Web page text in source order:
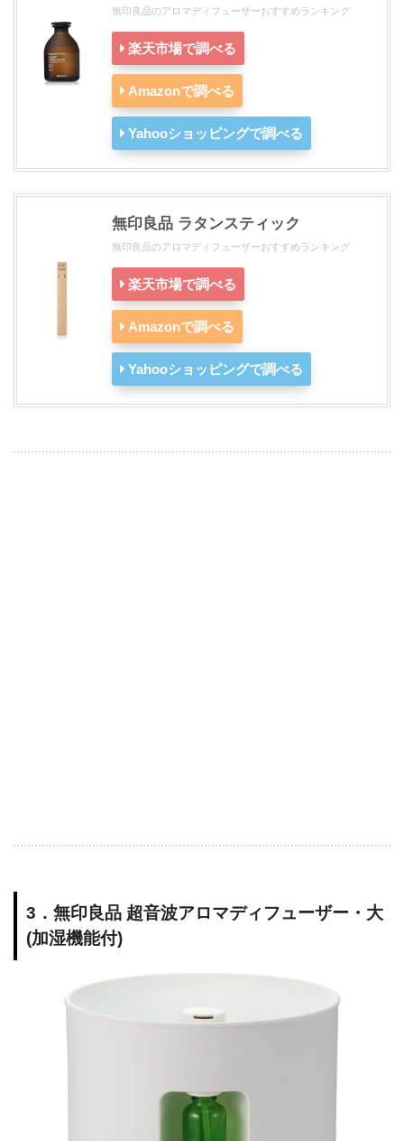
無印良品のアロマディフューザーおすすめランキング
楽天市場で調べる
Amazonで調べる
Yahooショッピングで調べる
無印良品 ラタンスティック
無印良品のアロマディフューザーおすすめランキング
楽天市場で調べる
Amazonで調べる
Yahooショッピングで調べる
3．無印良品 超音波アロマディフューザー・大
(加湿機能付)